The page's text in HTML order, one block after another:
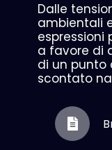
Dalle
ambientali
espressioni
a favore di
di un punto
scontato